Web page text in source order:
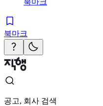
북마크
북마크
공고, 회사 검색